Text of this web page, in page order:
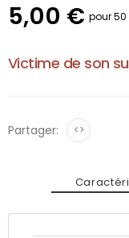
5,00 € pour 50
Victime de son
Partager: <>